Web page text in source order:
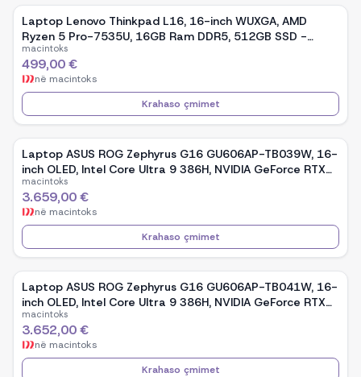
Laptop Lenovo Thinkpad L16, 16-inch WUXGA, AMD
Ryzen 5 Pro-7535U, 16GB Ram DDR5, 512GB SSD -
Black
macintoks
499,00 €
në macintoks
Krahaso çmimet
Laptop ASUS ROG Zephyrus G16 GU606AP-TB039W, 16-
inch OLED, Intel Core Ultra 9 386H, NVIDIA GeForce RTX
5070, 32GB RAM, 1TB SSD, Windows 11 - White
macintoks
3.659,00 €
në macintoks
Krahaso çmimet
Laptop ASUS ROG Zephyrus G16 GU606AP-TB041W, 16-
inch OLED, Intel Core Ultra 9 386H, NVIDIA GeForce RTX
5070, 32GB RAM, 1TB SSD, Windows 11 - Black
macintoks
3.652,00 €
në macintoks
Krahaso çmimet